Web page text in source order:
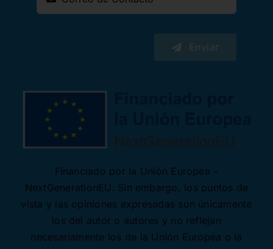
Enviar
Financiado por la Unión Europea –
NextGenerationEU. Sin embargo, los puntos de
vista y las opiniones expresadas son únicamente
los del autor o autores y no reflejan
necesariamente los de la Unión Europea o la